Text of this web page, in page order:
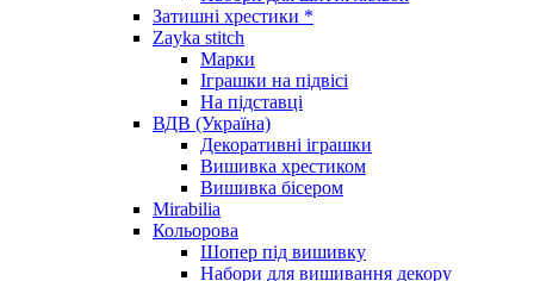
Затишні хрестики *
Zayka stitch
Марки
Іграшки на підвісі
На підставці
ВДВ (Україна)
Декоративні іграшки
Вишивка хрестиком
Вишивка бісером
Mirabilia
Кольорова
Шопер під вишивку
Набори для вишивання декору